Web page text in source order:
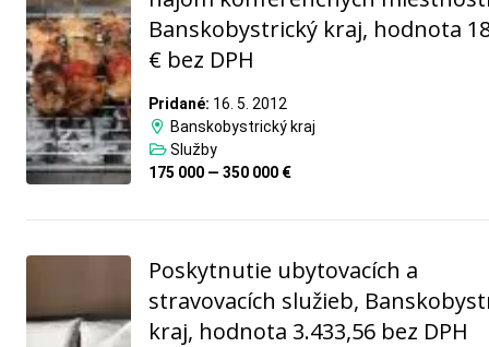
Banskobystrický kraj, hodnota
€ bez DPH
Pridané: 16. 5. 2012
Banskobystrický kraj
Služby
175 000 — 350 000 €
Poskytnutie ubytovacích a
stravovacích služieb,
kraj, hodnota 3.433,56 bez DPH